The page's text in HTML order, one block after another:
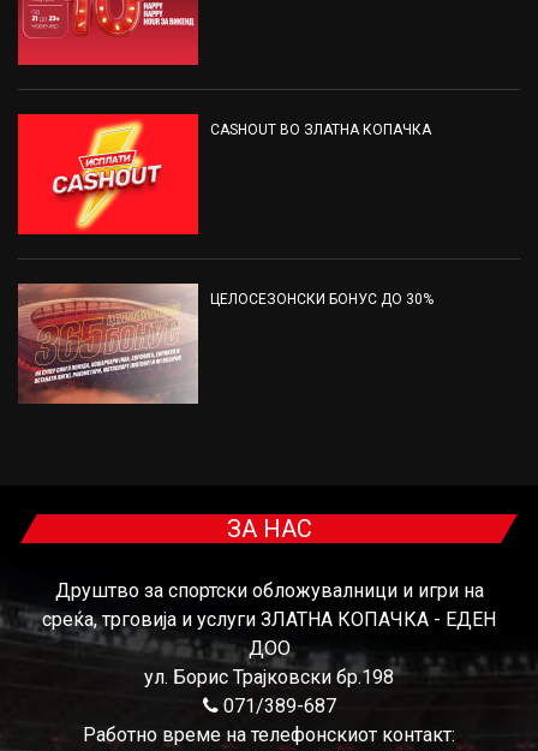
CASHOUT ВО ЗЛАТНА КОПАЧКА
ЦЕЛОСЕЗОНСКИ БОНУС ДО 30%
ЗА НАС
Друштво за спортски обложувалници и игри на
среќа, трговија и услуги ЗЛАТНА КОПАЧКА - ЕДЕН
ДОО
ул. Борис Трајковски бр.198
071/389-687
Работно време на телефонскиот контакт: